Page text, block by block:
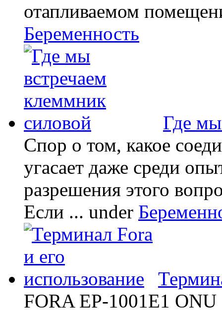
отапливаемом
Беременность
Где
Спор о том, какое
угасает даже среди
разрешения этого
Если ... under
FORA EP-1001E1 ONU